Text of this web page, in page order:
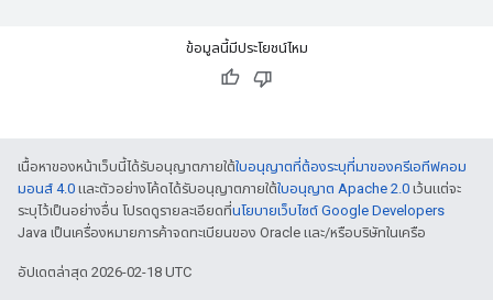
ข้อมูลนี้มีประโยชน์ไหม
เนื้อหาของหน้าเว็บนี้ได้รับอนุญาตภายใต้ใบอนุญาตที่ต้องระบุที่มาของครีเอทีฟคอม
มอนส์ 4.0 และตัวอย่างโค้ดได้รับอนุญาตภายใต้ใบอนุญาต Apache 2.0 เว้นแต่จะ
ระบุไว้เป็นอย่างอื่น โปรดดูรายละเอียดที่นโยบายเว็บไซต์ Google Developers
Java เป็นเครื่องหมายการค้าจดทะเบียนของ Oracle และ/หรือบริษัทในเครือ
อัปเดตล่าสุด 2026-02-18 UTC